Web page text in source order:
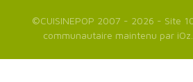
©CUISINEPOP 2007 - 2026 - Site
communautaire maintenu par